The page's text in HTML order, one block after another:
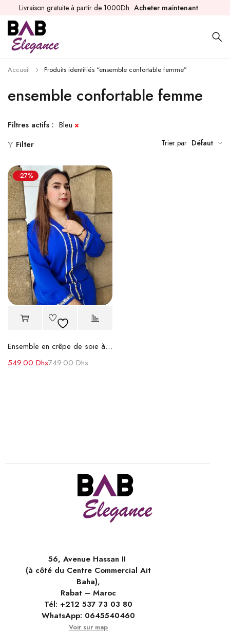
Livraison gratuite à partir de 1000Dh Acheter maintenant
ensemble confortable femme
Accueil Produits identifiés “ensemble confortable femme”
Filtres actifs : Bleu
Filter Trier par Défaut
-27%
Ensemble en crêpe de soie à haut et pantalon
749.00Dhs
549.00 Dhs
56, Avenue Hassan II
(à côté du Centre Commercial Ait
Baha),
Rabat – Maroc
Tél: +212 537 73 03 80
WhatsApp: 0645540460
Voir sur map